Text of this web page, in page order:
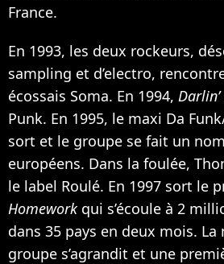
France.
En 1993, les deux rockeurs,
sampling et d’electro,
écossais Soma. En 1994, Darlin’
Punk. En 1995, le maxi Da
sort et le groupe se fait un
européens. Dans la foulée,
le label Roulé. En 1997 sort le
Homeworkqui s’écoule à 2
dans 35 pays en deux mois.
groupe s’agrandit et une